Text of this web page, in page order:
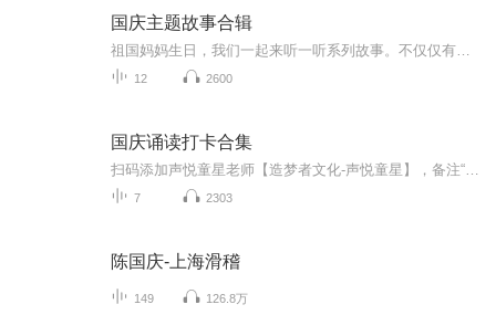
国庆主题故事合辑
12 2600
国庆诵读打卡合集
7 2303
陈国庆-上海滑稽
149 126.8万